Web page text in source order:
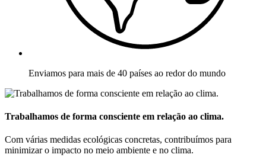
Enviamos para mais de 40 países ao redor do mundo
Trabalhamos de forma consciente em relação ao clima.
Com várias medidas ecológicas concretas, contribuímos para
minimizar o impacto no meio ambiente e no clima.